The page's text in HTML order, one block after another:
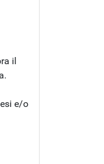
il
e/o